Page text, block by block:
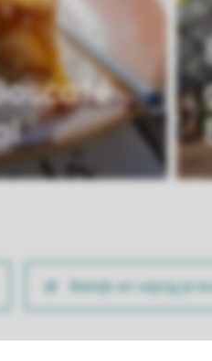
Bekijk en wijzig je